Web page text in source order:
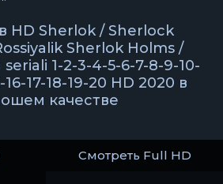
HD Sherlok / Sherlock
Sherlok Holms /
seriali 1-2-3-4-5-6-7-8-9-10-
16-17-18-19-20 HD 2020 в
качестве
Смотреть Full HD